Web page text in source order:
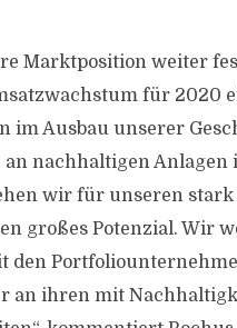
Marktposition weiter
für 2020
im Ausbau unserer
nachhaltigen
wir für unseren
großes Potenzial. Wir
den
an ihren mit